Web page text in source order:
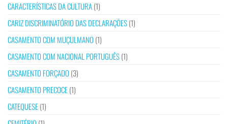
CARACTERÍSTICAS DA CULTURA(1)
CARIZ DISCRIMINATÓRIO DAS DECLARAÇÕES(1)
CASAMENTO COM MUÇULMANO (1)
CASAMENTO COM NACIONAL PORTUGUÊS(1)
CASAMENTO FORÇADO (3)
CASAMENTO PRECOCE(1)
CATEQUESE(1)